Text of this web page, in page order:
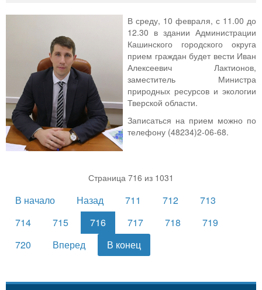
В среду, 10 февраля, с 11.00 до
12.30 в здании Администрации
Кашинского городского округа
прием граждан будет вести Иван
Алексеевич Лактионов,
заместитель Министра
природных ресурсов и экологии
Тверской области.
Записаться на прием можно по
телефону (48234)2-06-68.
Страница 716 из 1031
В начало Назад 711 712
713
714
715 716 717 718
719
720
Вперед В конец